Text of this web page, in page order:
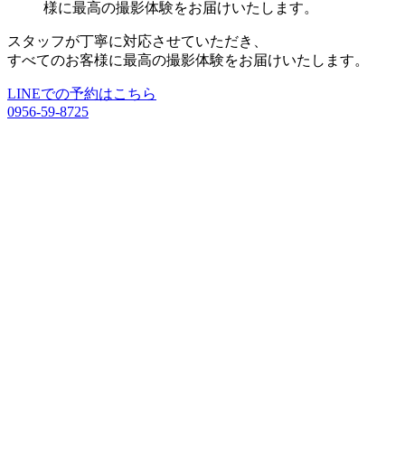
様に最高の撮影体験をお届けいたします。
スタッフが丁寧に対応させていただき、
すべてのお客様に最高の撮影体験をお届けいたします。
LINEでの予約はこちら
0956-59-8725